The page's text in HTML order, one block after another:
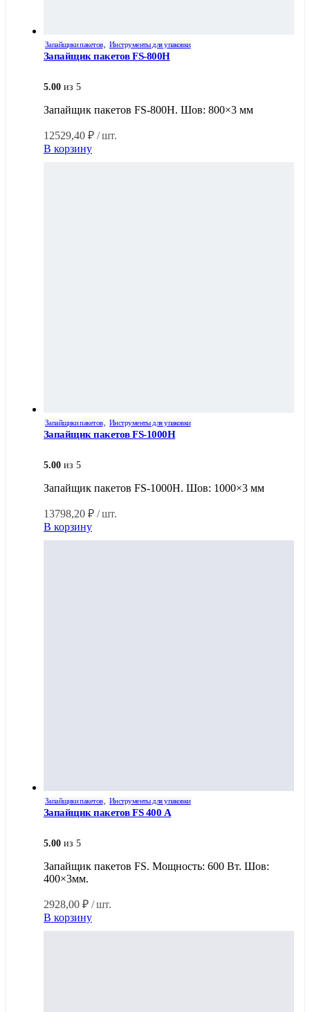
Запайщики пакетов, Инструменты для упаковки
Запайщик пакетов FS-800H
5.00 из 5
Запайщик пакетов FS-800H. Шов: 800×3 мм
12529,40 ₽ / шт.
В корзину
Запайщики пакетов, Инструменты для упаковки
Запайщик пакетов FS-1000H
5.00 из 5
Запайщик пакетов FS-1000H. Шов: 1000×3 мм
13798,20 ₽ / шт.
В корзину
Запайщики пакетов, Инструменты для упаковки
Запайщик пакетов FS 400 A
5.00 из 5
Запайщик пакетов FS. Мощность: 600 Вт. Шов:
400×3мм.
2928,00 ₽ / шт.
В корзину